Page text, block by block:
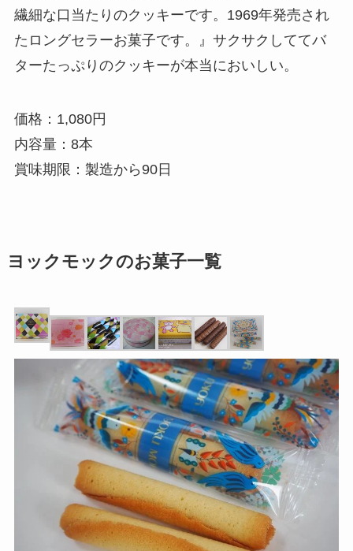
繊細な口当たりのクッキーです。1969年発売され
たロングセラーお菓子です。』サクサクしててバ
ターたっぷりのクッキーが本当においしい。
価格：1,080円
内容量：8本
賞味期限：製造から90日
ヨックモックのお菓子一覧